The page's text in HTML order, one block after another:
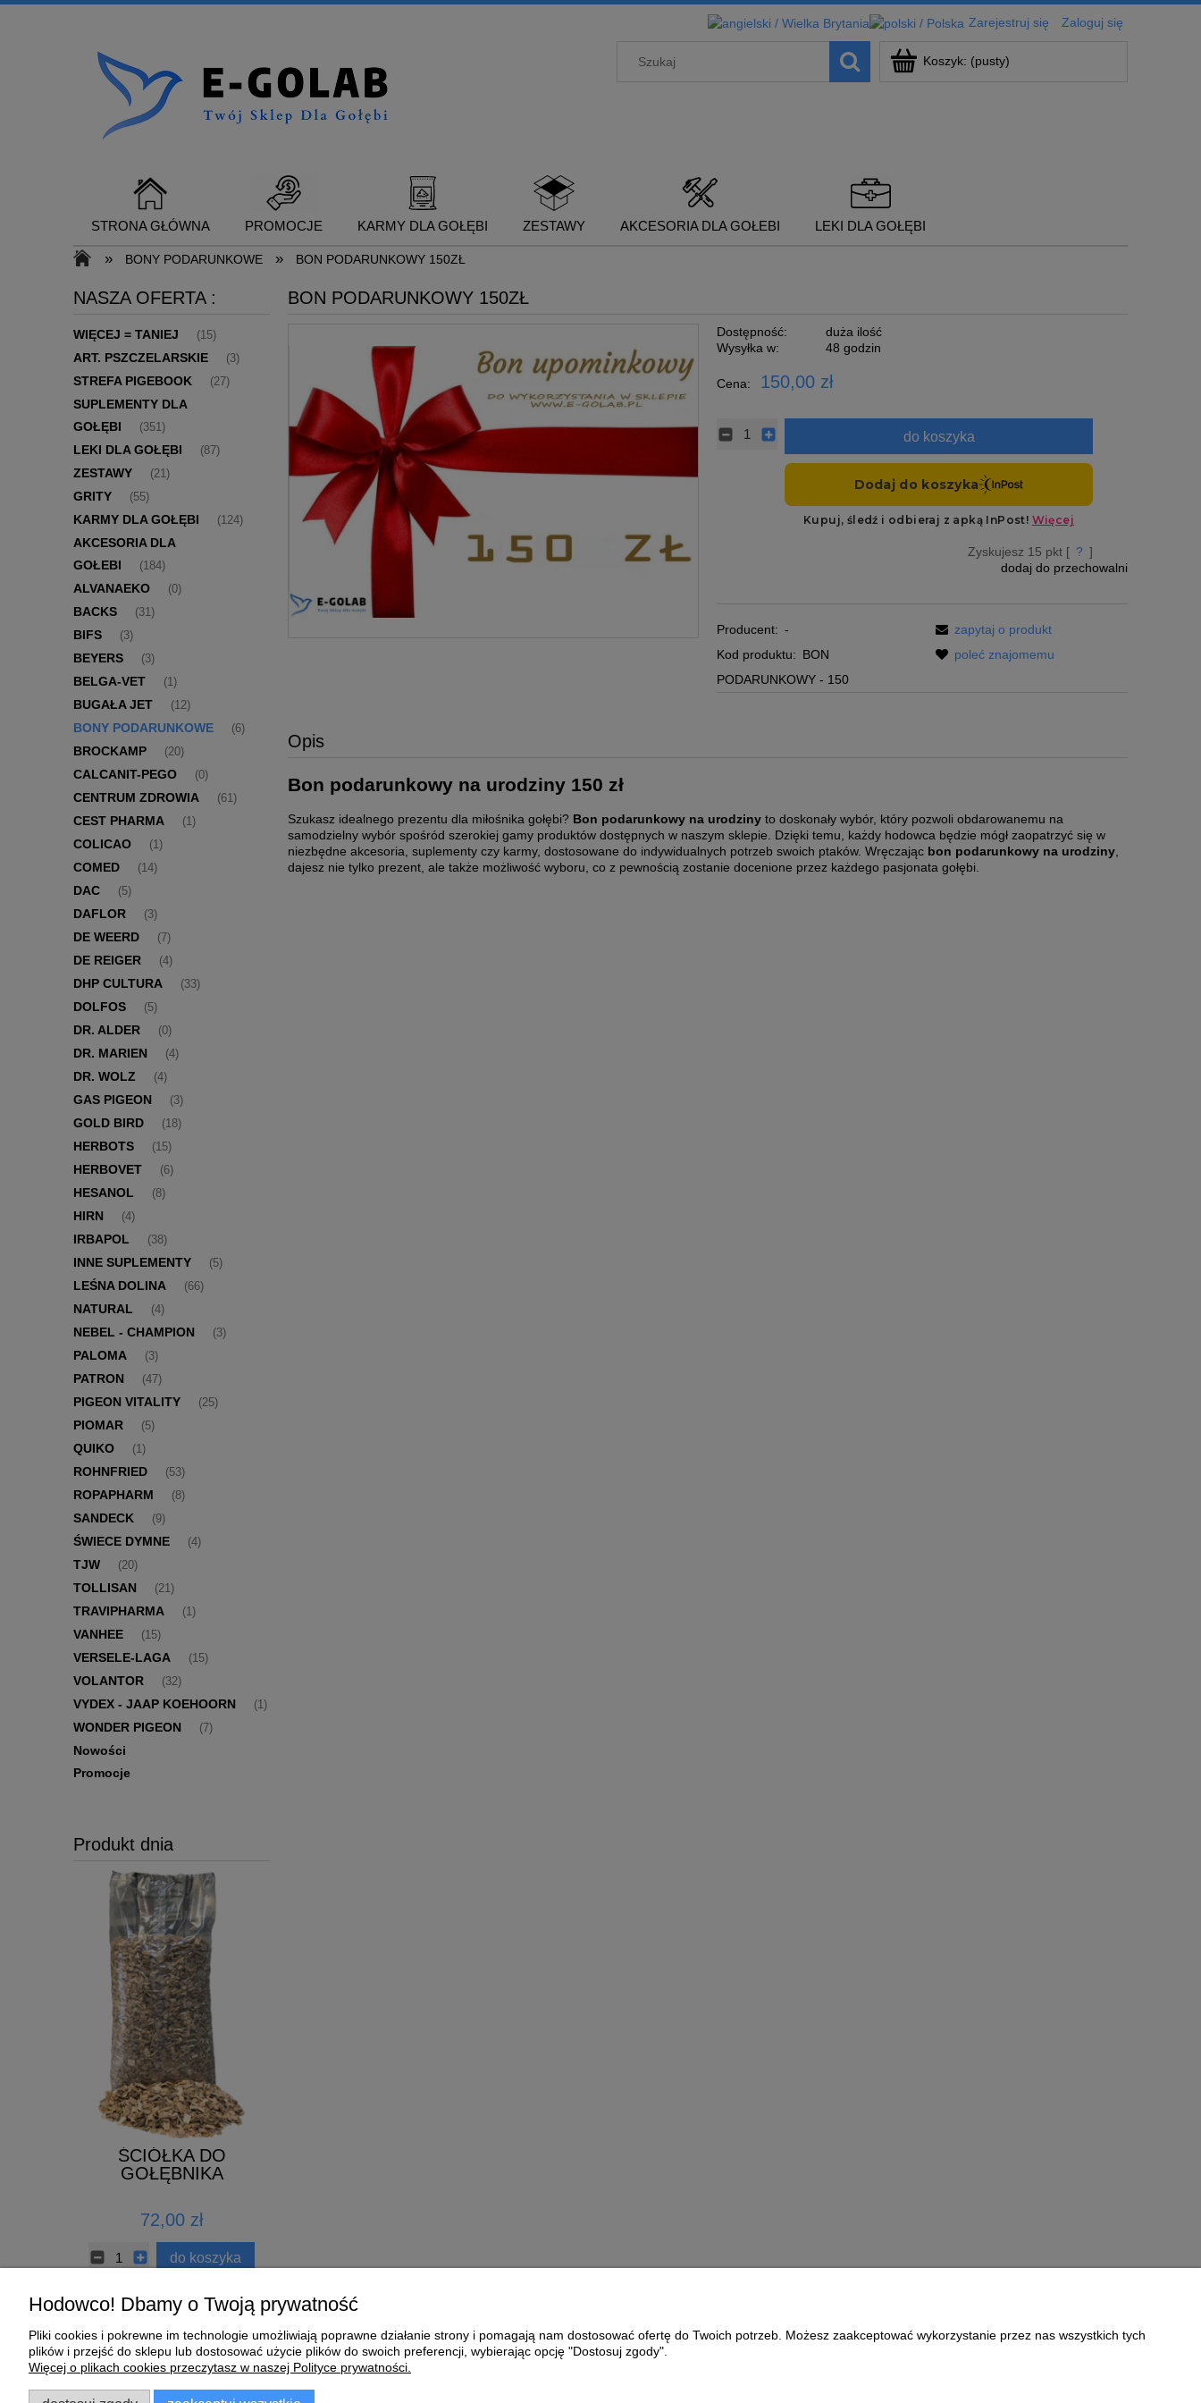
Zarejestruj się Zaloguj się
Koszyk: (pusty)
STRONA GŁÓWNA PROMOCJE KARMY DLA GOŁĘBI ZESTAWY AKCESORIA DLA GOŁEBI LEKI DLA GOŁĘBI
SUPLEMENTY DLA GOŁĘBI KONTAKT
» BONY PODARUNKOWE » BON PODARUNKOWY 150ZŁ
NASZA OFERTA :
WIĘCEJ = TANIEJ (15)
ART. PSZCZELARSKIE (3)
STREFA PIGEBOOK (27)
SUPLEMENTY DLA
GOŁĘBI
(351)
LEKI DLA GOŁĘBI (87)
ZESTAWY (21)
GRITY (55)
KARMY DLA GOŁĘBI (124)
AKCESORIA DLA
GOŁEBI
(184)
ALVANAEKO (0)
BACKS (31)
BIFS (3)
BEYERS (3)
BELGA-VET (1)
BUGAŁA JET (12)
BONY PODARUNKOWE (6)
BROCKAMP (20)
CALCANIT-PEGO (0)
CENTRUM ZDROWIA (61)
CEST PHARMA (1)
COLICAO (1)
COMED (14)
DAC (5)
DAFLOR (3)
DE WEERD (7)
DE REIGER (4)
DHP CULTURA (33)
DOLFOS (5)
DR. ALDER (0)
DR. MARIEN (4)
DR. WOLZ (4)
GAS PIGEON (3)
GOLD BIRD (18)
HERBOTS (15)
HERBOVET (6)
HESANOL (8)
HIRN (4)
IRBAPOL (38)
INNE SUPLEMENTY (5)
LEŚNA DOLINA (66)
NATURAL (4)
NEBEL - CHAMPION (3)
PALOMA (3)
PATRON (47)
PIGEON VITALITY (25)
PIOMAR (5)
QUIKO (1)
ROHNFRIED (53)
ROPAPHARM (8)
SANDECK (9)
ŚWIECE DYMNE (4)
TJW (20)
TOLLISAN (21)
TRAVIPHARMA (1)
VANHEE (15)
VERSELE-LAGA (15)
VOLANTOR (32)
VYDEX - JAAP KOEHOORN (1)
WONDER PIGEON (7)
Nowości
Promocje
Produkt dnia
ŚCIÓŁKA DO
GOŁĘBNIKA
72,00 zł
do koszyka
BON PODARUNKOWY 150ZŁ
Dostępność:
duża ilość
Wysyłka w:
48 godzin
Cena: 150,00 zł
do koszyka
Zyskujesz 15 pkt [ ? ]
dodaj do przechowalni
Producent: -
Kod produktu: BON
PODARUNKOWY - 150
zapytaj o produkt
poleć znajomemu
Opis
Bon podarunkowy na urodziny 150 zł
Szukasz idealnego prezentu dla miłośnika gołębi? Bon podarunkowy na urodziny to doskonały wybór, który pozwoli obdarowanemu na
samodzielny wybór spośród szerokiej gamy produktów dostępnych w naszym sklepie. Dzięki temu, każdy hodowca będzie mógł zaopatrzyć się w
niezbędne akcesoria, suplementy czy karmy, dostosowane do indywidualnych potrzeb swoich ptaków. Wręczając bon podarunkowy na urodziny
dajesz nie tylko prezent, ale także możliwość wyboru, co z pewnością zostanie docenione przez każdego pasjonata gołębi.
Pomoc Moje konto Płatności i dostawa O nas Informacje
Hodowco! Dbamy o Twoją prywatność
Pliki cookies i pokrewne im technologie umożliwiają poprawne działanie strony i pomagają nam dostosować ofertę do Twoich potrzeb. Możesz zaakceptować wykorzystanie przez nas wszystkich tych
plików i przejść do sklepu lub dostosować użycie plików do swoich preferencji, wybierając opcję "Dostosuj zgody".
Więcej o plikach cookies przeczytasz w naszej Polityce prywatności.